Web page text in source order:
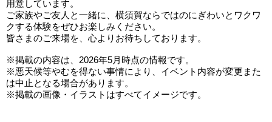
用意しています。
ご家族やご友人と一緒に、横須賀ならではのにぎわいとワクワ
クする体験をぜひお楽しみください。
皆さまのご来場を、心よりお待ちしております。
※掲載の内容は、2026年5月時点の情報です。
※悪天候等やむを得ない事情により、イベント内容が変更また
は中止となる場合があります。
※掲載の画像・イラストはすべてイメージです。